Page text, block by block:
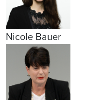
Nicole Bauer